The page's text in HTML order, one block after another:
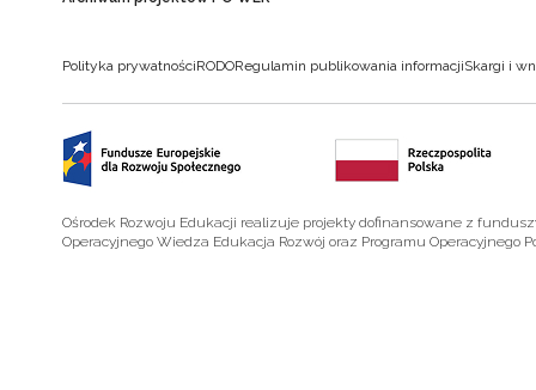
Polityka prywatnościRODORegulamin publikowania informacjiSkargi i
Ośrodek Rozwoju Edukacji realizuje projekty dofinansowane z
Operacyjnego Wiedza Edukacja Rozwój oraz Programu Operacyjnego